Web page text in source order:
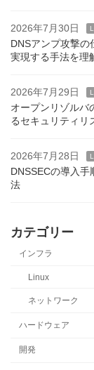
2026年7月30日
DNSアンプ攻撃の
実現する手法を理
2026年7月29日
オープンリゾルバ
るセキュリティリ
2026年7月28日
DNSSECの導入
法
カテゴリー
インフラ
Linux
ネットワーク
ハードウェア
開発